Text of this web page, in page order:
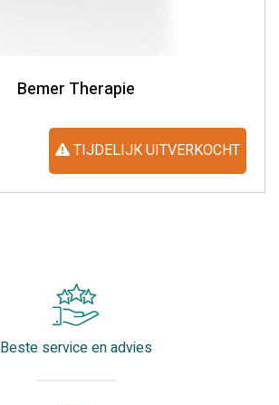
Bemer Therapie
TIJDELIJK UITVERKOCHT
Beste service en advies